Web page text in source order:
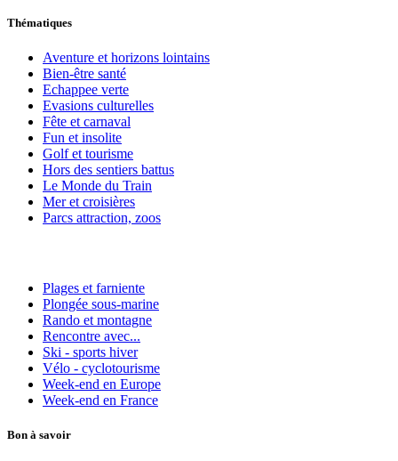
Thématiques
Aventure et horizons lointains
Bien-être santé
Echappee verte
Evasions culturelles
Fête et carnaval
Fun et insolite
Golf et tourisme
Hors des sentiers battus
Le Monde du Train
Mer et croisières
Parcs attraction, zoos
Plages et farniente
Plongée sous-marine
Rando et montagne
Rencontre avec...
Ski - sports hiver
Vélo - cyclotourisme
Week-end en Europe
Week-end en France
Bon à savoir